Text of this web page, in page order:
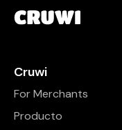
Cruwi
For Merchants
Producto